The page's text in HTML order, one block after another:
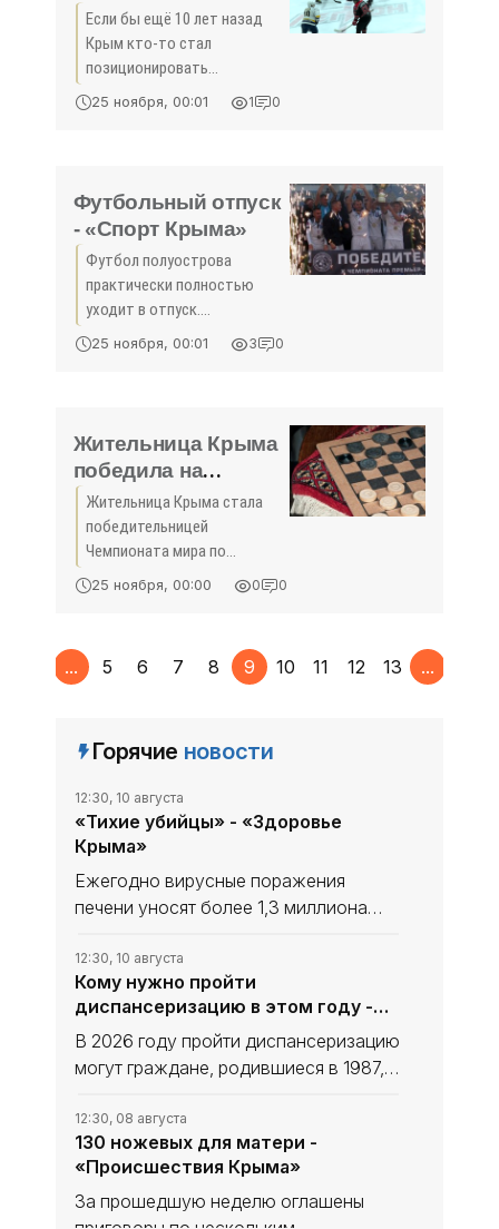
Если бы ещё 10 лет назад
Крым кто-то стал
позиционировать
хоккейным регионом, то его
бы, наверняка, отправили в
усиленно развивает
«ледовую»
25 ноября, 00:01 1 0
Футбольный отпуск
- «Спорт Крыма»
Футбол полуострова
практически полностью
уходит в отпуск.
Официально завершился
сезон в дивизионе «Б»
последнем туре уже
отдыхал - вновь, как и год
25 ноября, 00:01 3 0
Жительница Крыма
победила на
Чемпионате мира по
шашкам - «Спорт
Крыма»
Жительница Крыма стала
победительницей
Чемпионата мира по
шашкам, об этом сообщили
в пресс-службе
25 ноября, 00:00 0 0
... 5 6 7 8 9 10 11 12 13 ...
Горячие новости
12:30, 10 августа
«Тихие убийцы» - «Здоровье
Крыма»
Ежегодно вирусные поражения
печени уносят более 1,3 миллиона
внимания врачей и учёных - вирусы
гепатита B и C. Они имеют схожие
пути передачи и долгое время
остаются
12:30, 10 августа
Кому нужно пройти
диспансеризацию в этом году -
«Здоровье Крыма»
В 2026 году пройти диспансеризацию
могут граждане, родившиеся в 1987,
2008 годах, а также все граждане 40
лет и старше.
12:30, 08 августа
130 ножевых для матери -
«Происшествия Крыма»
За прошедшую неделю оглашены